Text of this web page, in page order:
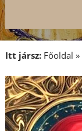
Itt jársz: Főoldal »